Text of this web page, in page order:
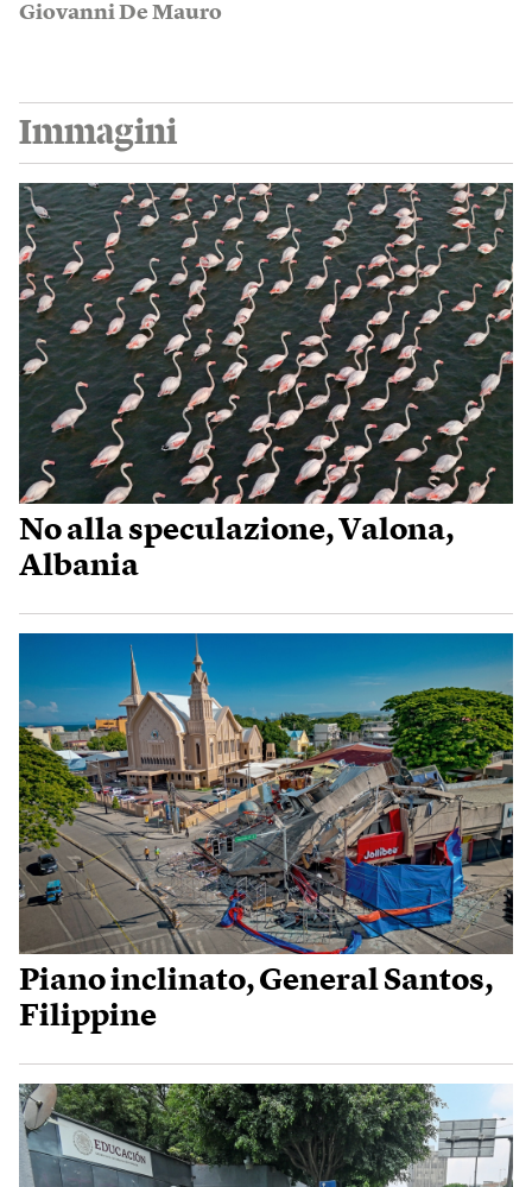
Giovanni De Mauro
Immagini
No alla speculazione, Valona,
Albania
Piano inclinato, General Santos,
Filippine